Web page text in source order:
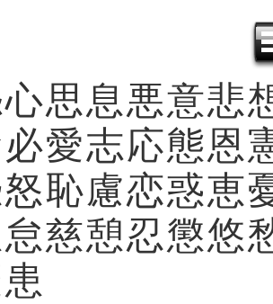
心思息悪意悲
必愛志 応態恩
怒恥 慮恋惑恵
怠慈憩忍懲悠
患